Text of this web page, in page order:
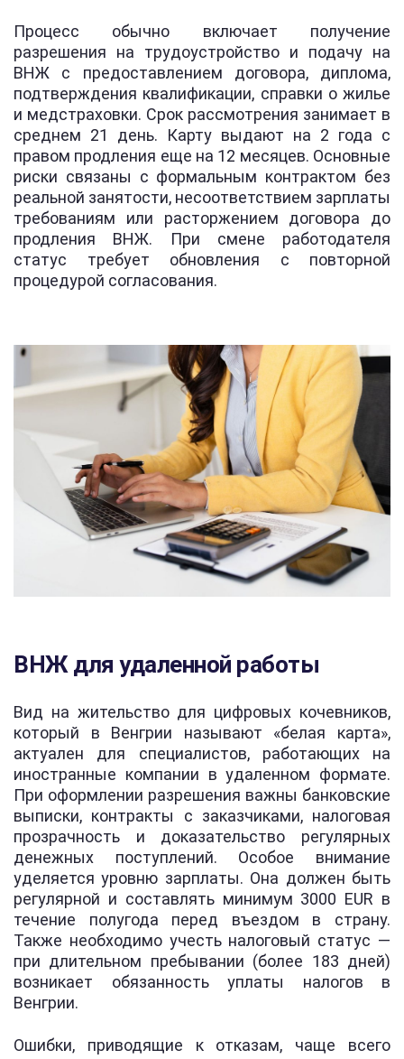
Процесс обычно включает получение
разрешения на трудоустройство и подачу на
ВНЖ с предоставлением договора, диплома,
подтверждения квалификации, справки о жилье
и медстраховки. Срок рассмотрения занимает в
среднем 21 день. Карту выдают на 2 года с
правом продления еще на 12 месяцев. Основные
риски связаны с формальным контрактом без
реальной занятости, несоответствием зарплаты
требованиям или расторжением договора до
продления ВНЖ. При смене работодателя
статус требует обновления с повторной
процедурой согласования.
ВНЖ для удаленной работы
Вид на жительство для цифровых кочевников,
который в Венгрии называют «белая карта»,
актуален для специалистов, работающих на
иностранные компании в удаленном формате.
При оформлении разрешения важны банковские
выписки, контракты с заказчиками, налоговая
прозрачность и доказательство регулярных
денежных поступлений. Особое внимание
уделяется уровню зарплаты. Она должен быть
регулярной и составлять минимум 3000 EUR в
течение полугода перед въездом в страну.
Также необходимо учесть налоговый статус —
при длительном пребывании (более 183 дней)
возникает обязанность уплаты налогов в
Венгрии.
Ошибки, приводящие к отказам, чаще всего